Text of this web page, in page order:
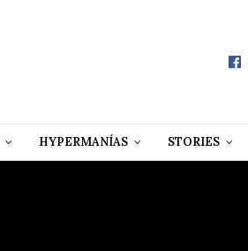
HYPERMANÍAS STORIES